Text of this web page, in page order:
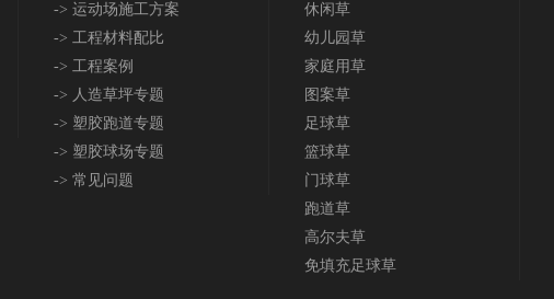
-> 运动场施工方案
-> 工程材料配比
-> 工程案例
-> 人造草坪专题
-> 塑胶跑道专题
-> 塑胶球场专题
-> 常见问题
休闲草
幼儿园草
家庭用草
图案草
足球草
篮球草
门球草
跑道草
高尔夫草
免填充足球草